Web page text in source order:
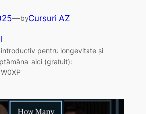
—byCursuri AZ
pentru longevitate și
aici (gratuit):